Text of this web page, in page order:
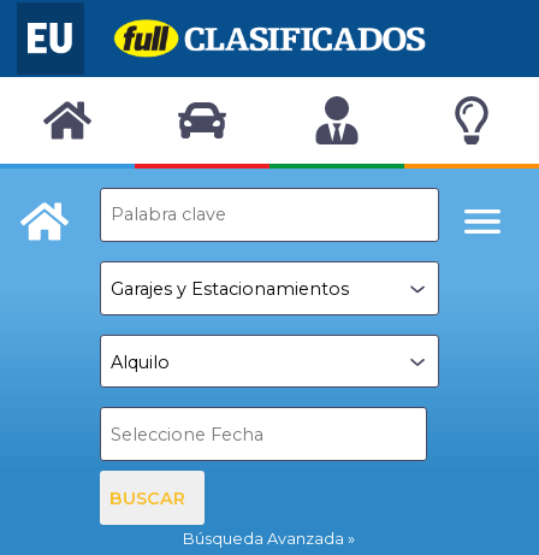
BUSCAR
Búsqueda Avanzada